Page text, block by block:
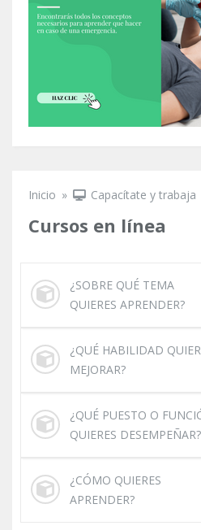
Inicio » Capacítate y trabaja
Cursos en línea
¿SOBRE QUÉ TEMA
QUIERES APRENDER?
¿QUÉ HABILIDAD
MEJORAR?
¿QUÉ PUESTO O
QUIERES DESEMPEÑAR?
¿CÓMO QUIERES
APRENDER?